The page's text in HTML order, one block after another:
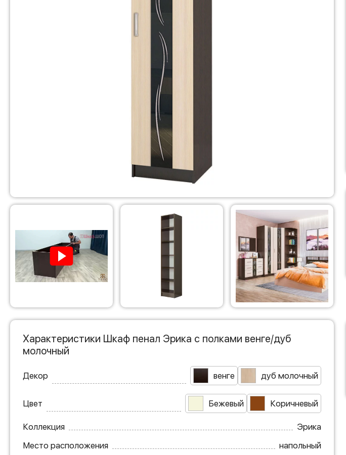
Характеристики Шкаф пенал Эрика с полками венге/дуб
молочный
Декор венге дуб молочный
Цвет Бежевый Коричневый
Коллекция
Эрика
Место расположения
напольный